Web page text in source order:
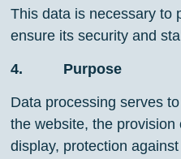
This data is necessary to
ensure its security and
4. Purpose
Data processing serves
the website, the
display, protection